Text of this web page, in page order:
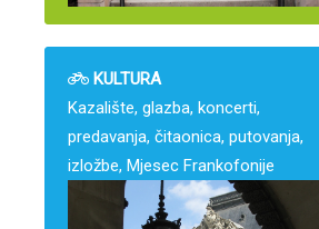
KULTURA
Kazalište, glazba, koncerti,
predavanja, čitaonica, putovanja,
izložbe, Mjesec Frankofonije